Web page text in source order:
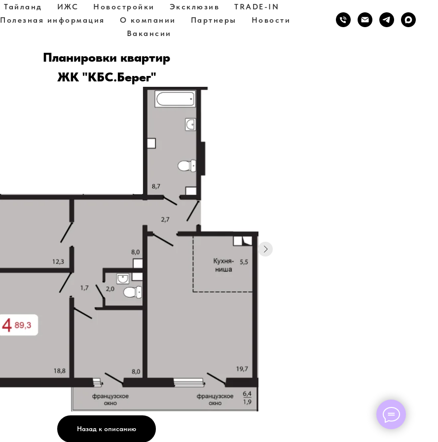
Тайланд ИЖС Новостройки Эксклюзив
TRADE-IN
Полезная информация
О компании Партнеры
Новости
Вакансии
Назад к описанию
Планировки квартир
ЖК "КБС.Берег"